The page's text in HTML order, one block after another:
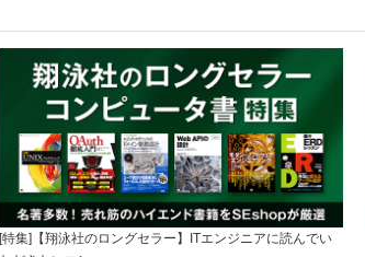
[特集]【翔泳社のロングセラー】ITエンジニアに読んでい